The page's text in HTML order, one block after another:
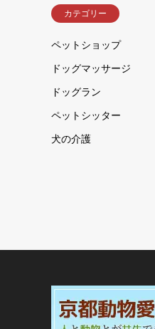
カテゴリー
ペットショップ
ドッグマッサージ
ドッグラン
ペットシッター
犬の介護